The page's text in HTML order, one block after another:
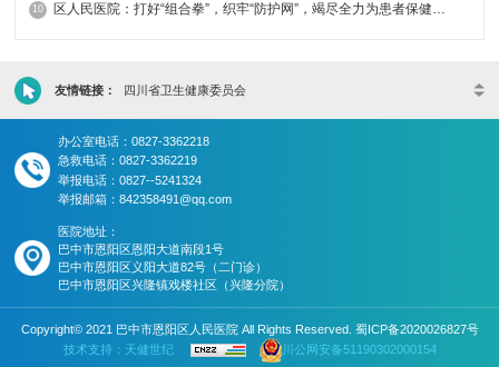
10 区人民医院：打好“组合拳”，织牢“防护网”，竭尽全力为患者保健康、防重症
友情链接： 四川省卫生健康委员会
办公室电话：0827-3362218
急救电话：0827-3362219
举报电话：0827--5241324
举报邮箱：842358491@qq.com
医院地址：
巴中市恩阳区恩阳大道南段1号
巴中市恩阳区义阳大道82号（二门诊）
巴中市恩阳区兴隆镇戏楼社区（兴隆分院）
Copyright© 2021 巴中市恩阳区人民医院 All Rights Reserved. 蜀ICP备2020026827号
技术支持：天健世纪
川公网安备51190302000154